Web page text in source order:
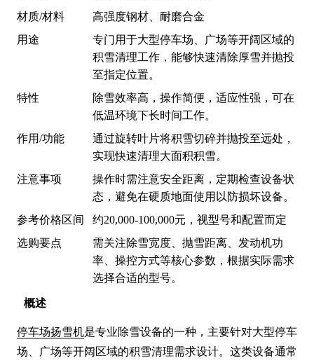
概述
停车场扬雪机是专业除雪设备的一种，主要针对大型停车
场、广场等开阔区域的积雪清理需求设计。这类设备通常
材质/材料
高强度钢材、耐磨合金
用途
专门用于大型停车场、广场等开阔区域的
积雪清理工作，能够快速清除厚雪并抛投
至指定位置。
特性
除雪效率高，操作简便，适应性强，可在
低温环境下长时间工作。
作用/功能
通过旋转叶片将积雪切碎并抛投至远处，
实现快速清理大面积积雪。
注意事项
操作时需注意安全距离，定期检查设备状
态，避免在硬质地面使用以防损坏设备。
参考价格区间
约20,000-100,000元，视型号和配置而定
选购要点
需关注除雪宽度、抛雪距离、发动机功
率、操控方式等核心参数，根据实际需求
选择合适的型号。